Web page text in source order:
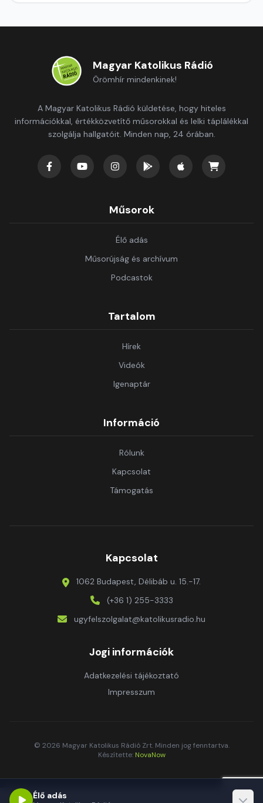
Magyar Katolikus Rádió
Örömhír mindenkinek!
A Magyar Katolikus Rádió küldetése, hogy hiteles
információkkal, értékközvetítő műsorokkal és lelki táplálékkal
szolgálja hallgatóit. Minden nap, 24 órában.
Műsorok
Élő adás
Műsorújság és archívum
Podcastok
Tartalom
Hírek
Videók
Igenaptár
Információ
Rólunk
Kapcsolat
Támogatás
Kapcsolat
1062 Budapest, Délibáb u. 15.-17.
(+36 1) 255-3333
ugyfelszolgalat@katolikusradio.hu
Jogi információk
Adatkezelési tájékoztató
Impresszum
© 2026 Magyar Katolikus Rádió Zrt. Minden jog fenntartva.
Készítette: NovaNow
Élő adás